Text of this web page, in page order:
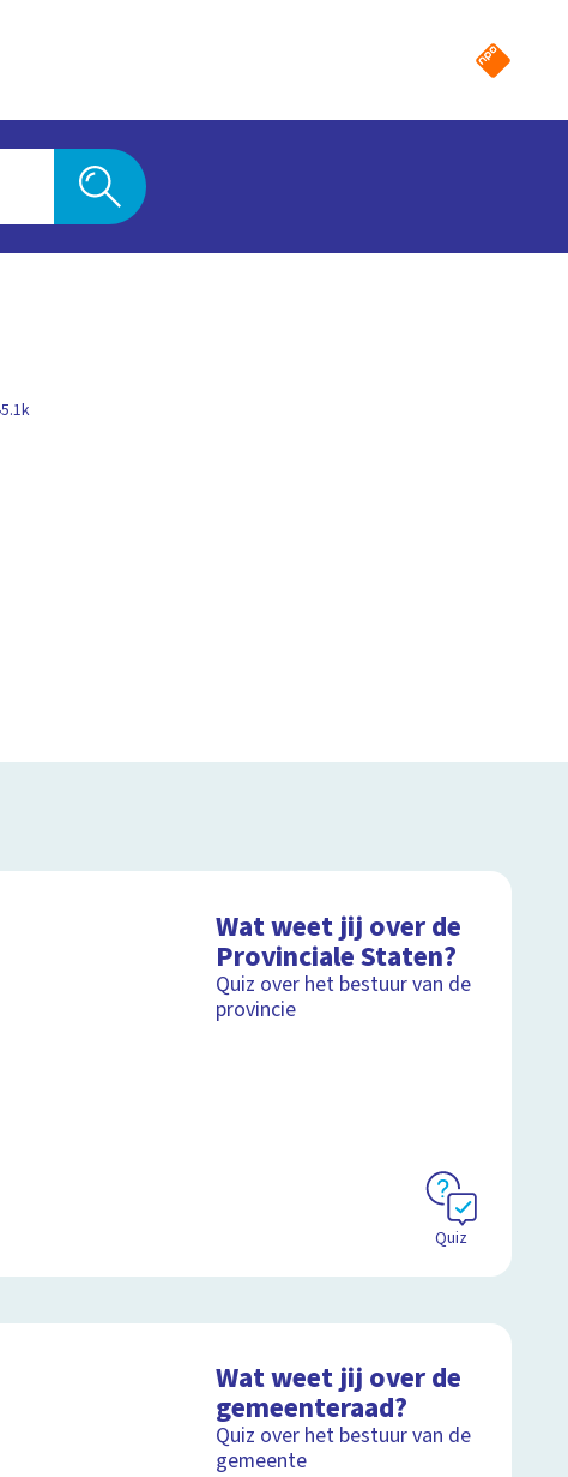
5.1k
Wat weet jij over de
Provinciale Staten?
Quiz over het bestuur van de
provincie
Quiz
Wat weet jij over de
gemeenteraad?
Quiz over het bestuur van de
gemeente